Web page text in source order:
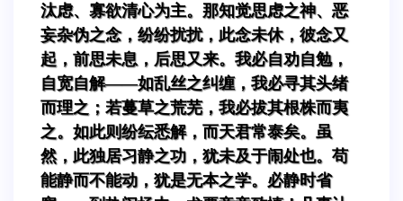
汰虑、寡欲清心为主。那知觉思虑之神、恶
妄杂伪之念，纷纷扰扰，此念未休，彼念又
起，前思未息，后思又来。我必自劝自勉，
自宽自解——如乱丝之纠缠，我必寻其头绪
而理之；若蔓草之荒芜，我必拔其根株而夷
之。如此则纷纭悉解，而天君常泰矣。虽
然，此独居习静之功，犹未及于闹处也。苟
能静而不能动，犹是无本之学。必静时省